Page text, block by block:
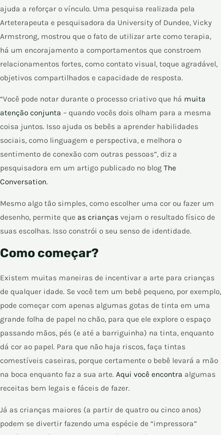
ajuda a reforçar o vínculo. Uma pesquisa realizada pela
Arteterapeuta e pesquisadora da University of Dundee, Vicky
Armstrong, mostrou que o fato de utilizar arte como terapia,
há um encorajamento a comportamentos que constroem
relacionamentos fortes, como contato visual, toque agradável,
objetivos compartilhados e capacidade de resposta.
“Você pode notar durante o processo criativo que há muita
atenção conjunta – quando vocês dois olham para a mesma
coisa juntos. Isso ajuda os bebês a aprender habilidades
sociais, como linguagem e perspectiva, e melhora o
sentimento de conexão com outras pessoas”, diz a
pesquisadora em um artigo publicado no blog The
Conversation.
Mesmo algo tão simples, como escolher uma cor ou fazer um
desenho, permite que as crianças vejam o resultado físico de
suas escolhas. Isso constrói o seu senso de identidade.
Como começar?
Existem muitas maneiras de incentivar a arte para crianças
de qualquer idade. Se você tem um bebê pequeno, por exemplo,
pode começar com apenas algumas gotas de tinta em uma
grande folha de papel no chão, para que ele explore o espaço
passando mãos, pés (e até a barriguinha) na tinta, enquanto
dá cor ao papel. Para que não haja riscos, faça tintas
comestíveis caseiras, porque certamente o bebê levará a mão
na boca enquanto faz a sua arte. Aqui você encontra algumas
receitas bem legais e fáceis de fazer.
Já as crianças maiores (a partir de quatro ou cinco anos)
podem se divertir fazendo uma espécie de “impressora”